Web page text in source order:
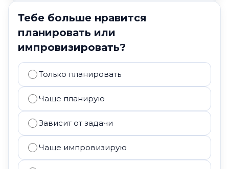
Тебе больше нравится
планировать или
импровизировать?
Только планировать
Чаще планирую
Зависит от задачи
Чаще импровизирую